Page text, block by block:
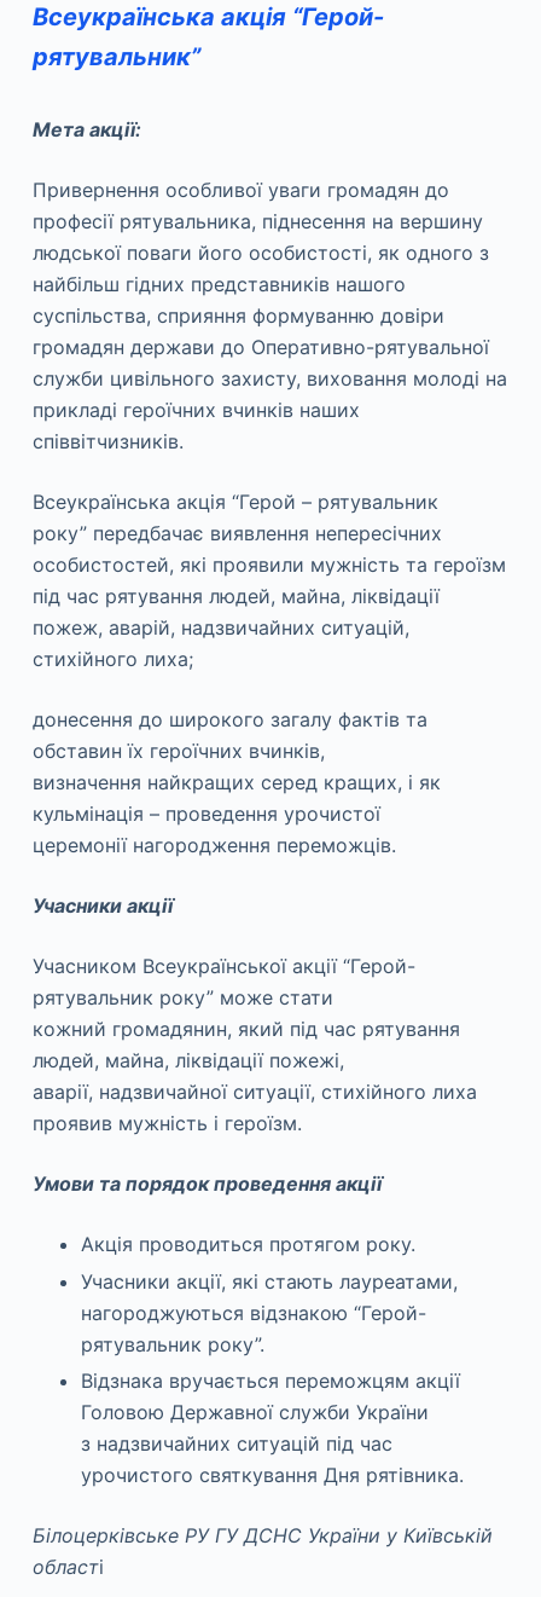
Всеукраїнська акція “Герой-
рятувальник”
Мета акції:
Привернення особливої уваги громадян до
професії рятувальника, піднесення на вершину
людської поваги його особистості, як одного з
найбільш гідних представників нашого
суспільства, сприяння формуванню довіри
громадян держави до Оперативно-рятувальної
служби цивільного захисту, виховання молоді на
прикладі героїчних вчинків наших
співвітчизників.
Всеукраїнська акція “Герой – рятувальник
року” передбачає виявлення непересічних
особистостей, які проявили мужність та героїзм
під час рятування людей, майна, ліквідації
пожеж, аварій, надзвичайних ситуацій,
стихійного лиха;
донесення до широкого загалу фактів та
обставин їх героїчних вчинків,
визначення найкращих серед кращих, і як
кульмінація – проведення урочистої
церемонії нагородження переможців.
Учасники акції
Учасником Всеукраїнської акції “Герой-
рятувальник року” може стати
кожний громадянин, який під час рятування
людей, майна, ліквідації пожежі,
аварії, надзвичайної ситуації, стихійного лиха
проявив мужність і героїзм.
Умови та порядок проведення акції
Акція проводиться протягом року.
Учасники акції, які стають лауреатами,
нагороджуються відзнакою “Герой-
рятувальник року”.
Відзнака вручається переможцям акції
Головою Державної служби України
з надзвичайних ситуацій під час
урочистого святкування Дня рятівника.
Білоцерківське РУ ГУ ДСНС України у Київській
області